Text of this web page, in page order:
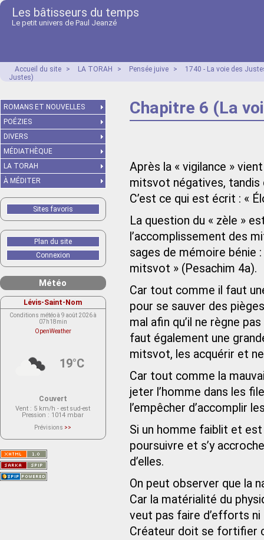
Les bâtisseurs du temps
Le petit univers de Paul Jeanzé
Accueil du site > LA TORAH > Pensée juive >
1740 - La voie des
Justes)
Chapitre 6 (La
Après la « vigilance »
mitsvot négatives, tandis
C’est ce qui est écrit : «
La question du « zèle »
l’accomplissement des
sages de mémoire bénie
mitsvot » (Pesachim 4a).
Car tout comme il faut
pour se sauver des
mal afin qu’il ne règne
faut également une
mitsvot, les acquérir et
Car tout comme la
jeter l’homme dans les
l’empêcher d’accomplir
Si un homme faiblit et
poursuivre et s’y
d’elles.
On peut observer que la
Car la matérialité du
veut pas faire d’efforts
Créateur doit se fortifier
ROMANS ET NOUVELLES
POÉZIES
DIVERS
MÉDIATHÈQUE
LA TORAH
À MÉDITER
Sites favoris
Plan du site
Connexion
Météo
Lévis-Saint-Nom
Conditions météo à 9 août 2026 à
07h18min
OpenWeather
19°C
Couvert
Vent : 5 km/h - est sud-est
Pression : 1014 mbar
Prévisions >>
actuellement aucune prévision
Saint-Nom.
Veuillez consulter le message du
service ci-dessous.
(401 - Invalid API key. Please see
https://openweathermap.org/faq#error401